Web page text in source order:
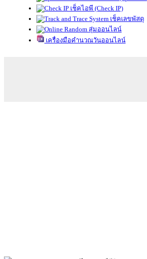
เช็คไอพี (Check IP)
เช็คเลขพัสดุ
สุ่มออนไลน์
เครื่องมือคำนวณวันออนไลน์